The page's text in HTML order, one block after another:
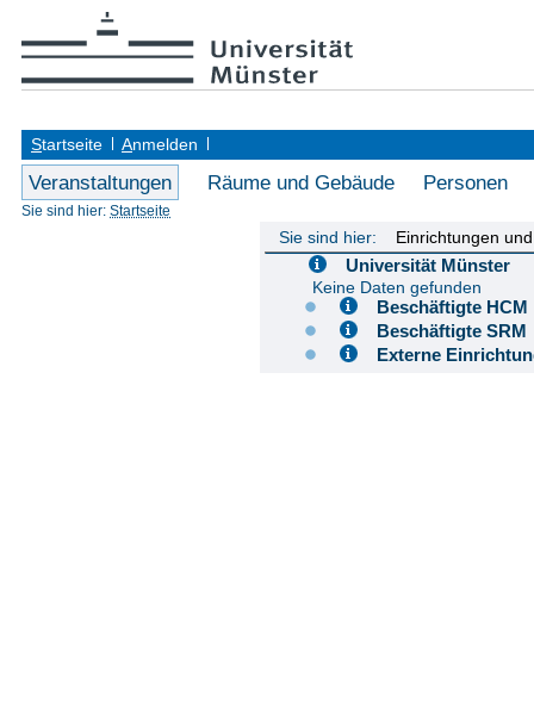
Startseite Anmelden
Veranstaltungen Räume und Gebäude Personen
Sie sind hier: Startseite
Sie sind hier: Einrichtungen
Universität Münster
Keine Daten gefunden
Beschäftigte
Beschäftigte
Externe